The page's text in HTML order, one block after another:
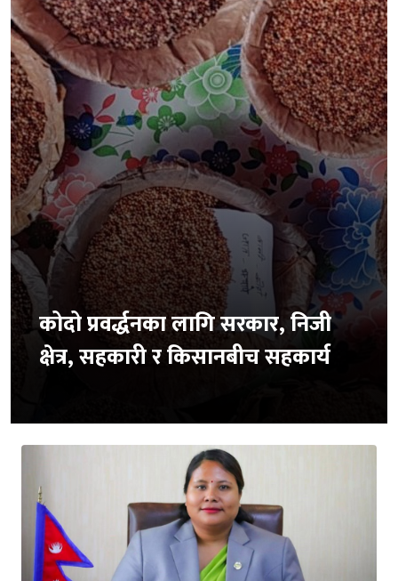
कोदो प्रवर्द्धनका लागि सरकार, निजी
क्षेत्र, सहकारी र किसानबीच सहकार्य